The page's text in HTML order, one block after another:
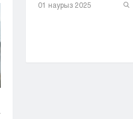
01 наурыз 2025